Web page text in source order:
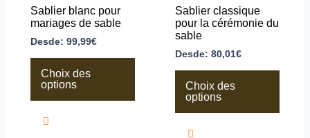
Sablier blanc pour
mariages de sable
Desde: 99,99€
Choix des
options
du
produit
Sablier classique
pour la cérémonie du
sable
Desde:80,01€
Choix des
options
du
produit